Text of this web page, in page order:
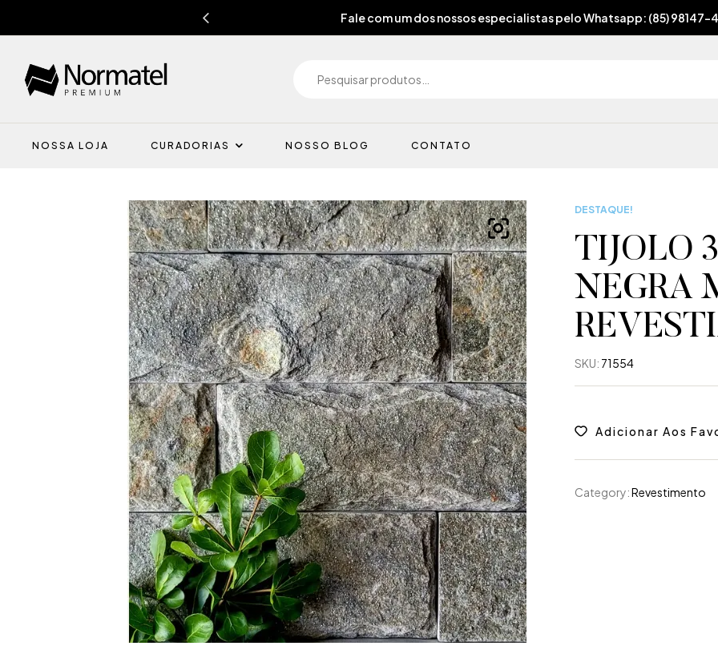
Fale com um dos nossos especialistas pelo Whatsapp: (85) 98147-
NOSSA LOJA CURADORIAS NOSSO BLOG CONTATO
DESTAQUE!
TIJOLO
NEGRA
SKU: 71554
Adicionar Aos
Category:Revestimento